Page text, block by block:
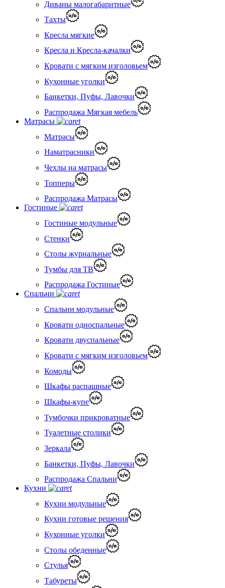
Диваны малогабаритные
Тахты
Кресла мягкие
Кресла и Кресла-качалки
Кровати с мягким изголовьем
Кухонные уголки
Банкетки, Пуфы, Лавочки
Распродажа Мягкая мебель
Матрасы
Матрасы
Наматрасники
Чехлы на матрасы
Топперы
Распродажа Матрасы
Гостиные
Гостиные модульные
Стенки
Столы журнальные
Тумбы для ТВ
Распродажа Гостиные
Спальни
Спальни модульные
Кровати односпальные
Кровати двуспальные
Кровати с мягким изголовьем
Комоды
Шкафы распашные
Шкафы-купе
Тумбочки прикроватные
Туалетные столики
Зеркала
Банкетки, Пуфы, Лавочки
Распродажа Спальни
Кухни
Кухни модульные
Кухни готовые решения
Кухонные уголки
Столы обеденные
Стулья
Табуреты